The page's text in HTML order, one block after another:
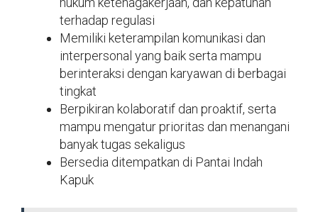
terhadap regulasi
Memiliki keterampilan komunikasi dan
interpersonal yang baik serta mampu
berinteraksi dengan karyawan di berbagai
tingkat
Berpikiran kolaboratif dan proaktif, serta
mampu mengatur prioritas dan menangani
banyak tugas sekaligus
Bersedia ditempatkan di Pantai Indah
Kapuk